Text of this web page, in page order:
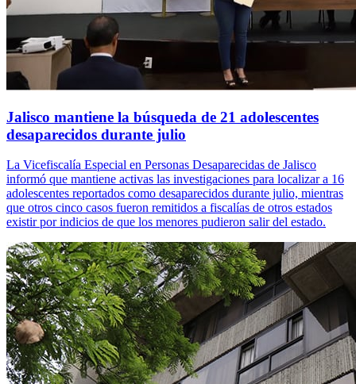
Jalisco mantiene la búsqueda de 21 adolescentes
desaparecidos durante julio
La Vicefiscalía Especial en Personas Desaparecidas de Jalisco
informó que mantiene activas las investigaciones para localizar a 16
adolescentes reportados como desaparecidos durante julio, mientras
que otros cinco casos fueron remitidos a fiscalías de otros estados
existir por indicios de que los menores pudieron salir del estado.